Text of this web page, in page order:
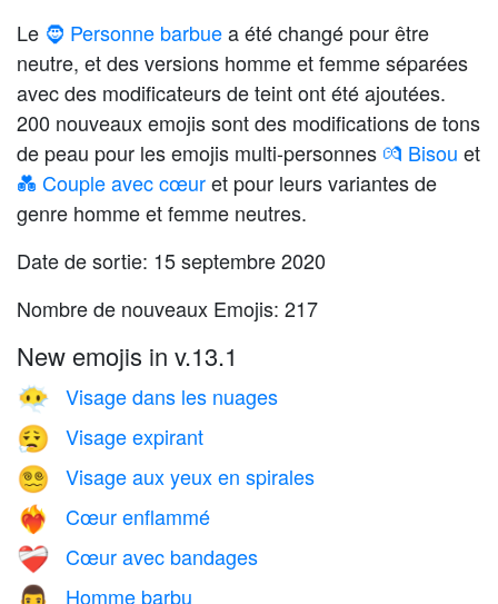
Le 🧔 Personne barbuea été changé pour être
neutre, et des versions homme et femme séparées
avec des modificateurs de teint ont été ajoutées.
200 nouveaux emojis sont des modifications de tons
de peau pour les emojis multi-personnes 💏 Bisou et
💑 Couple avec cœuret pour leurs variantes de
genre homme et femme neutres.
Date de sortie: 15 septembre 2020
Nombre de nouveaux Emojis: 217
New emojis in v.13.1
😶‍🌫️ Visage dans les nuages
😮‍💨 Visage expirant
😵‍💫 Visage aux yeux en spirales
❤️‍🔥 Cœur enflammé
❤️‍🩹 Cœur avec bandages
Homme barbu